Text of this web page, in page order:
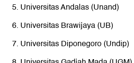
Universitas Andalas (Unand)
Universitas Brawijaya (UB)
Universitas Diponegoro (Undip)